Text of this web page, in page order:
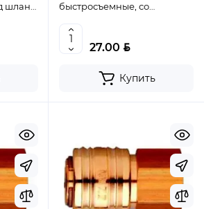
шланг
быстросъемные, со
8мм, с обжимными
хомутами 8-12мм 2шт.,
27.00 BYN
Купить